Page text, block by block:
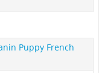
Puppy French